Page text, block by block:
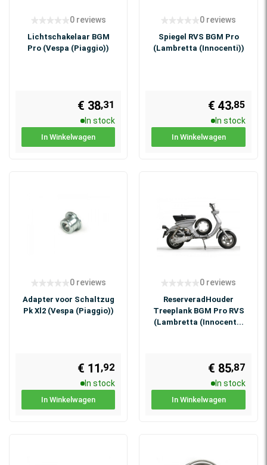
0 reviews
Lichtschakelaar BGM
Pro (Vespa (Piaggio))
€ 38,31
In stock
In Winkelwagen
0 reviews
Spiegel RVS BGM Pro
(Lambretta (Innocenti))
€ 43,85
In stock
In Winkelwagen
0 reviews
Adapter voor Schaltzug
Pk Xl2 (Vespa (Piaggio))
€ 11,92
In stock
In Winkelwagen
0 reviews
ReserveradHouder
Treeplank BGM Pro RVS
(Lambretta (Innocent...
€ 85,87
In stock
In Winkelwagen